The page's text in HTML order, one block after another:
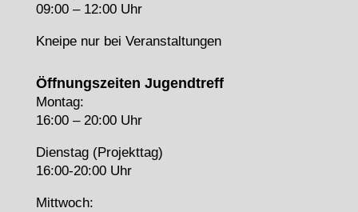
09:00 – 12:00 Uhr
Kneipe nur bei Veranstaltungen
Öffnungszeiten Jugendtreff
Montag:
16:00 – 20:00 Uhr
Dienstag (Projekttag)
16:00-20:00 Uhr
Mittwoch: